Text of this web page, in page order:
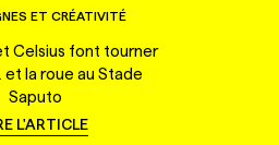
ET CRÉATIVITÉ
Celsius font tourner
et la roue au Stade
Saputo
L'ARTICLE